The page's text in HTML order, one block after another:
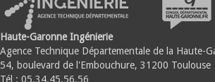
Haute-Garonne Ingénierie
Agence Technique Départementale de la Haute-
54, boulevard de l'Embouchure, 31200 Toulouse
Tél : 05.34.45.56.56